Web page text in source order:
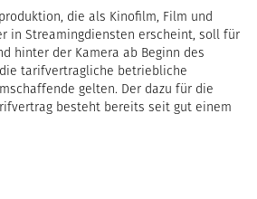
die als Kinofilm, Film und
in Streamingdiensten erscheint, soll für
hinter der Kamera ab Beginn des
tarifvertragliche betriebliche
gelten. Der dazu für die
besteht bereits seit gut einem